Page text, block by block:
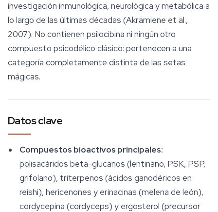
investigación inmunológica, neurológica y metabólica a
lo largo de las últimas décadas (Akramiene et al.,
2007). No contienen psilocibina ni ningún otro
compuesto psicodélico clásico: pertenecen a una
categoría completamente distinta de las setas
mágicas.
Datos clave
Compuestos bioactivos principales:
polisacáridos beta-glucanos (lentinano, PSK, PSP,
grifolano), triterpenos (ácidos ganodéricos en
reishi), hericenones y erinacinas (melena de león),
cordycepina (cordyceps) y ergosterol (precursor